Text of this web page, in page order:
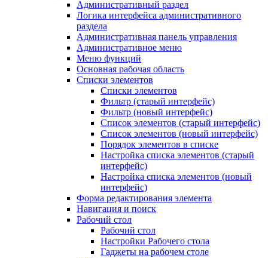
Административный раздел
Логика интерфейса административного
раздела
Административная панель управления
Административное меню
Меню функций
Основная рабочая область
Списки элементов
Списки элементов
Фильтр (старый интерфейс)
Фильтр (новый интерфейс)
Список элементов (старый интерфейс)
Список элементов (новый интерфейс)
Порядок элементов в списке
Настройка списка элементов (старый
интерфейс)
Настройка списка элементов (новый
интерфейс)
Форма редактирования элемента
Навигация и поиск
Рабочий стол
Рабочий стол
Настройки Рабочего стола
Гаджеты на рабочем столе